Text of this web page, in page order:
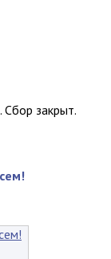
закрыт.